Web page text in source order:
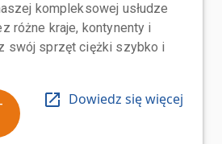
kompleksowej usłudze
różne kraje, kontynenty i
swój sprzęt ciężki szybko i
Dowiedz się więcej